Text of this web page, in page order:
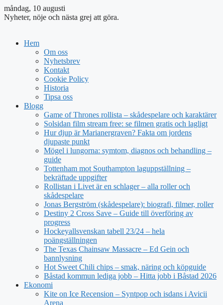
måndag, 10 augusti
Nyheter, nöje och nästa grej att göra.
Hem
Om oss
Nyhetsbrev
Kontakt
Cookie Policy
Historia
Tipsa oss
Blogg
Game of Thrones rollista – skådespelare och karaktärer
Solsidan film stream free: se filmen gratis och lagligt
Hur djup är Marianergraven? Fakta om jordens
djupaste punkt
Mögel i lungorna: symtom, diagnos och behandling –
guide
Tottenham mot Southampton laguppställning –
bekräftade uppgifter
Rollistan i Livet är en schlager – alla roller och
skådespelare
Jonas Bergström (skådespelare): biografi, filmer, roller
Destiny 2 Cross Save – Guide till överföring av
progress
Hockeyallsvenskan tabell 23/24 – hela
poängställningen
The Texas Chainsaw Massacre – Ed Gein och
bannlysning
Hot Sweet Chili chips – smak, näring och köpguide
Båstad kommun lediga jobb – Hitta jobb i Båstad 2026
Ekonomi
Kite on Ice Recension – Syntpop och isdans i Avicii
Arena